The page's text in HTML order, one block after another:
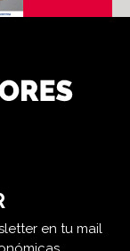
en tu mail